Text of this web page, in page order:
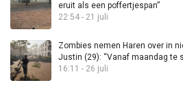
eruit als een poffertjespan”
22:54 - 21 juli
Zombies nemen Haren over in
Justin (29): “Vanaf maandag te
16:11 - 26 juli